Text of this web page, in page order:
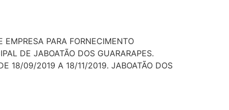
PARA FORNECIMENTO
DE JABOATÃO DOS GUARARAPES.
18/09/2019 A 18/11/2019. JABOATÃO DOS